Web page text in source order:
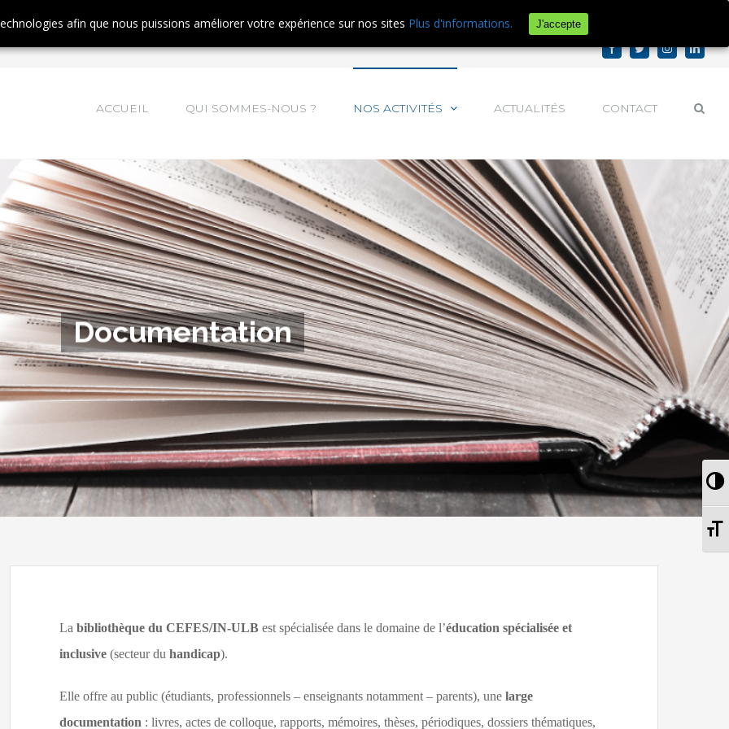
En savoir plus ou s'opposer.
FacebookTwitterInstagram
ACCUEIL QUI SOMMES-NOUS ? NOS ACTIVITÉS ACTUALITÉS CONTACT
Documentation
La bibliothèque du CEFES/IN-ULBest spécialisée dans le domaine de l’éducation spécialisée et
inclusive(secteur du handicap).
Elle offre au public (étudiants, professionnels – enseignants notamment – parents), une large
documentation : livres, actes de colloque, rapports, mémoires, thèses, périodiques, dossiers thématiques,
afin que nous puissions améliorer votre expérience sur nos sites Plus d'informations. J'accepte